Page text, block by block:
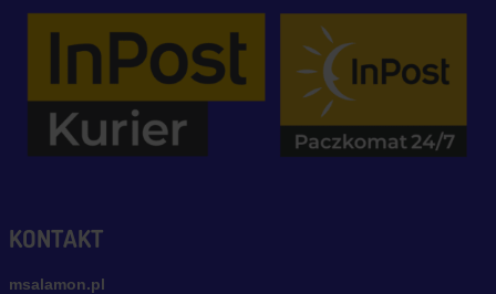
KONTAKT
msalamon.pl